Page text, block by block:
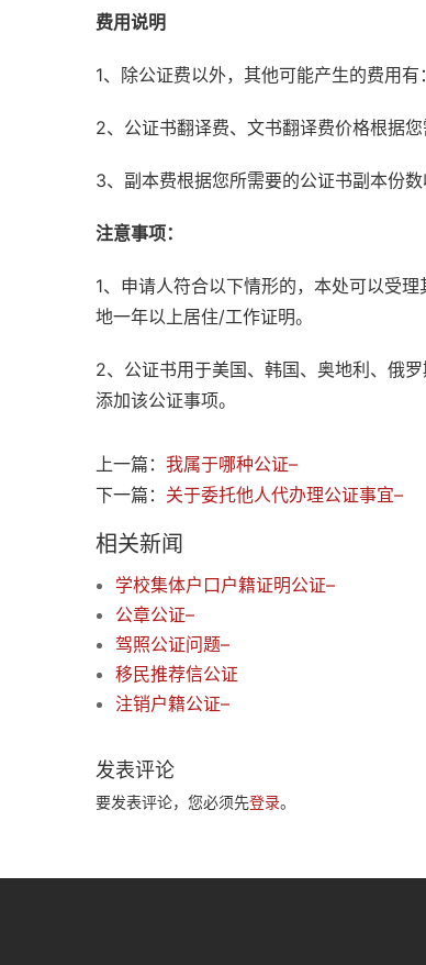
费用说明
1、除公证费以外，其他可能产生的费用
2、公证书翻译费、文书翻译费价格根据您
3、副本费根据您所需要的公证书副本份
注意事项：
1、申请人符合以下情形的，本处可以受
地一年以上居住/工作证明。
2、公证书用于美国、韩国、奥地利、俄
添加该公证事项。
上一篇： 我属于哪种公证–
下一篇： 关于委托他人代办理公证事宜–
相关新闻
学校集体户口户籍证明公证–
公章公证–
驾照公证问题–
移民推荐信公证
注销户籍公证–
发表评论
要发表评论，您必须先登录。